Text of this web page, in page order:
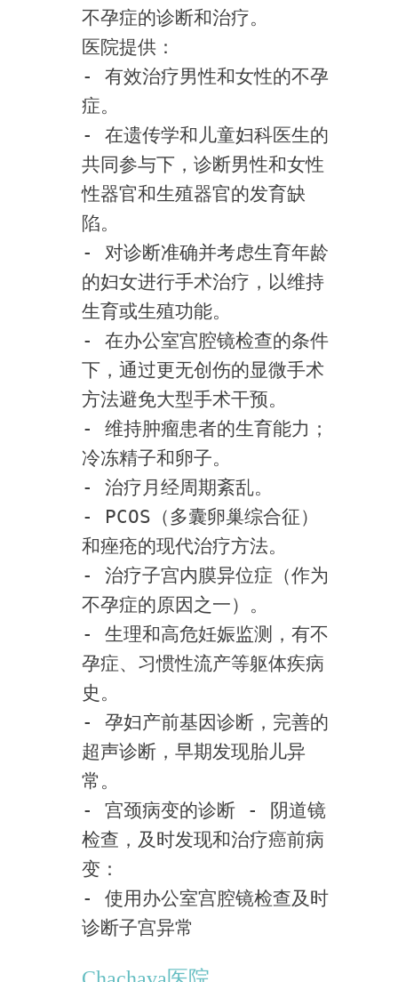
不孕症的诊断和治疗。
医院提供：
- 有效治疗男性和女性的不孕
症。
- 在遗传学和儿童妇科医生的
共同参与下，诊断男性和女性
性器官和生殖器官的发育缺
陷。
- 对诊断准确并考虑生育年龄
的妇女进行手术治疗，以维持
生育或生殖功能。
- 在办公室宫腔镜检查的条件
下，通过更无创伤的显微手术
方法避免大型手术干预。
- 维持肿瘤患者的生育能力；
冷冻精子和卵子。
- 治疗月经周期紊乱。
- PCOS（多囊卵巢综合征）
和痤疮的现代治疗方法。
- 治疗子宫内膜异位症（作为
不孕症的原因之一）。
- 生理和高危妊娠监测，有不
孕症、习惯性流产等躯体疾病
史。
- 孕妇产前基因诊断，完善的
超声诊断，早期发现胎儿异
常。
- 宫颈病变的诊断 - 阴道镜
检查，及时发现和治疗癌前病
变：
- 使用办公室宫腔镜检查及时
诊断子宫异常